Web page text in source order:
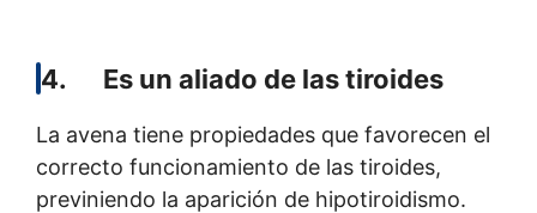
4. Es un aliado de las tiroides
La avena tiene propiedades que favorecen el
correcto funcionamiento de las tiroides,
previniendo la aparición de hipotiroidismo.